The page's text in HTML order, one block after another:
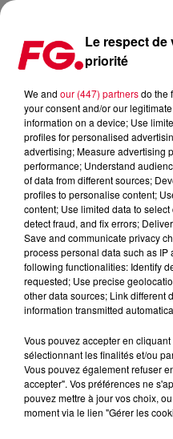
FG UNDERGROUND : NORA EN
Le respect de
priorité
We and our (447) partnersdo the
your consent and/or our
information on a device; Use
profiles for personalised
advertising; Measure advertising
performance; Understand
of data from different sources;
profiles to personalise content;
content; Use limited data to
detect fraud, and fix errors;
Save and communicate privacy
process personal data such as
following functionalities: Identify
requested; Use precise
other data sources; Link different
information transmitted
Vous pouvez accepter en
sélectionnant les finalités et/ou
Vous pouvez également refuser
accepter". Vos préférences ne
pouvez mettre à jour vos choix,
moment via le lien "Gérer les